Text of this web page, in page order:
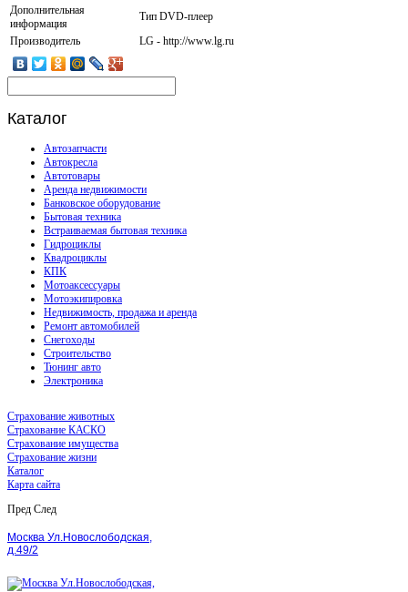
Дополнительная
информация
Тип DVD-плеер
Производитель
LG - http://www.lg.ru
Каталог
Автозапчасти
Автокресла
Автотовары
Аренда недвижимости
Банковское оборудование
Бытовая техника
Встраиваемая бытовая техника
Гидроциклы
Квадроциклы
КПК
Мотоаксессуары
Мотоэкипировка
Недвижимость, продажа и аренда
Ремонт автомобилей
Снегоходы
Строительство
Тюнинг авто
Электроника
Страхование животных
Страхование КАСКО
Страхование имущества
Страхование жизни
Каталог
Карта сайта
Пред След
Москва Ул.Новослободская,
д.49/2